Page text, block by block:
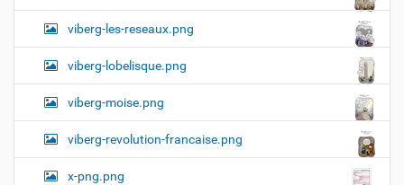
viberg-les-reseaux.png
viberg-lobelisque.png
viberg-moise.png
viberg-revolution-francaise.png
x-png.png